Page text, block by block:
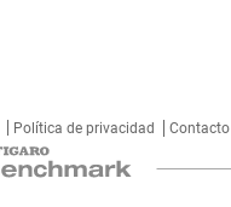
Política de privacidad Contacto